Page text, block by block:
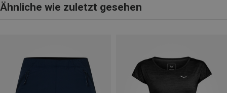
Ähnliche wie zuletzt gesehen